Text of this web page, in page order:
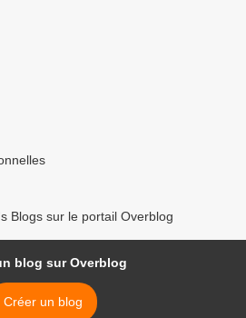
Blogs sur le portail Overblog
blog sur Overblog
Créer un blog